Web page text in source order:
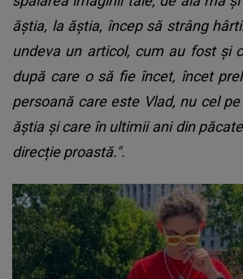
ăștia, la ăștia, încep să strâng
undeva un articol, cum au fost și
după care o să fie încet, încet
persoană care este Vlad, nu cel
ăștia și care în ultimii ani din
direcție proastă.".